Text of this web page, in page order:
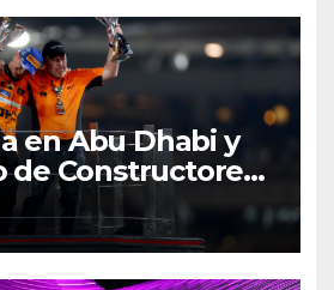
en Abu Dhabi y
de Constructores